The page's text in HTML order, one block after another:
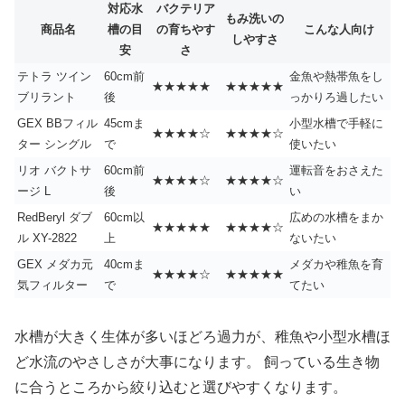
商品名
対応水
槽の目
安
バクテリア
の育ちやす
さ
もみ洗いの
しやすさ
こんな人向け
テトラ ツイン
ブリラント
60cm前
後
★★★★★ ★★★★★
金魚や熱帯魚をし
っかりろ過したい
GEX BBフィル
ター シングル
45cmま
で
★★★★☆ ★★★★☆
小型水槽で手軽に
使いたい
リオ バクトサ
ージ L
60cm前
後
★★★★☆ ★★★★☆
運転音をおさえた
い
RedBeryl ダブ
ル XY-2822
60cm以
上
★★★★★ ★★★★☆
広めの水槽をまか
ないたい
GEX メダカ元
気フィルター
40cmま
で
★★★★☆ ★★★★★
メダカや稚魚を育
てたい
水槽が大きく生体が多いほどろ過力が、稚魚や小型水槽ほ
ど水流のやさしさが大事になります。 飼っている生き物
に合うところから絞り込むと選びやすくなります。